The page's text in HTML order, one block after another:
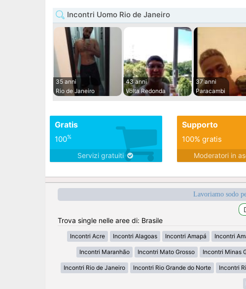
Incontri Uomo Rio de Janeiro
35 anni
Rio de Janeiro
43 anni
Volta Redonda
37 anni
Paracambi
Gratis
100%
Servizi gratuiti
Supporto
100% gratis
Moderatori in
Lavoriamo sodo
Trova single nelle aree di: Brasile
Incontri Acre Incontri Alagoas Incontri Amapá Incontri
Incontri Maranhão Incontri Mato Grosso Incontri Minas
Incontri Rio de Janeiro Incontri Rio Grande do Norte Incontri